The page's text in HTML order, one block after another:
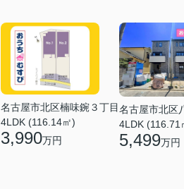
名古屋市北区楠味鋺３丁目
4LDK (116.14㎡)
3,990万円
名古屋市北区
4LDK (116.71
5,499万円